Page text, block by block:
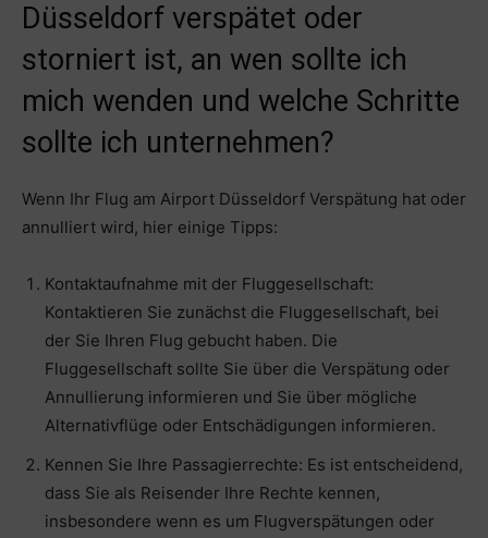
Düsseldorf verspätet oder
storniert ist, an wen sollte ich
mich wenden und welche Schritte
sollte ich unternehmen?
Wenn Ihr Flug am Airport Düsseldorf Verspätung hat oder
annulliert wird, hier einige Tipps:
Kontaktaufnahme mit der Fluggesellschaft:
Kontaktieren Sie zunächst die Fluggesellschaft, bei
der Sie Ihren Flug gebucht haben. Die
Fluggesellschaft sollte Sie über die Verspätung oder
Annullierung informieren und Sie über mögliche
Alternativflüge oder Entschädigungen informieren.
Kennen Sie Ihre Passagierrechte: Es ist entscheidend,
dass Sie als Reisender Ihre Rechte kennen,
insbesondere wenn es um Flugverspätungen oder